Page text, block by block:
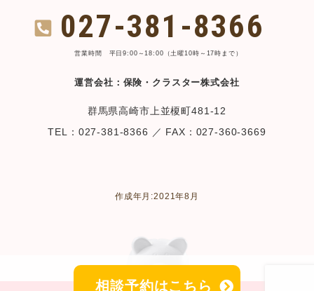
027-381-8366
営業時間 平日9:00～18:00（土曜10時～17時まで）
運営会社：保険・クラスター株式会社
群馬県高崎市上並榎町481-12
TEL：027-381-8366 ／ FAX：027-360-3669
作成年月:2021年8月
相談予約はこちら